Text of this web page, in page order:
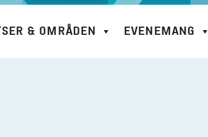
& OMRÅDEN EVENEMANG